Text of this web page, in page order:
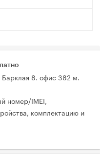
Барклая 8. офис 382 м.
номер/IMEI,
комплектацию и